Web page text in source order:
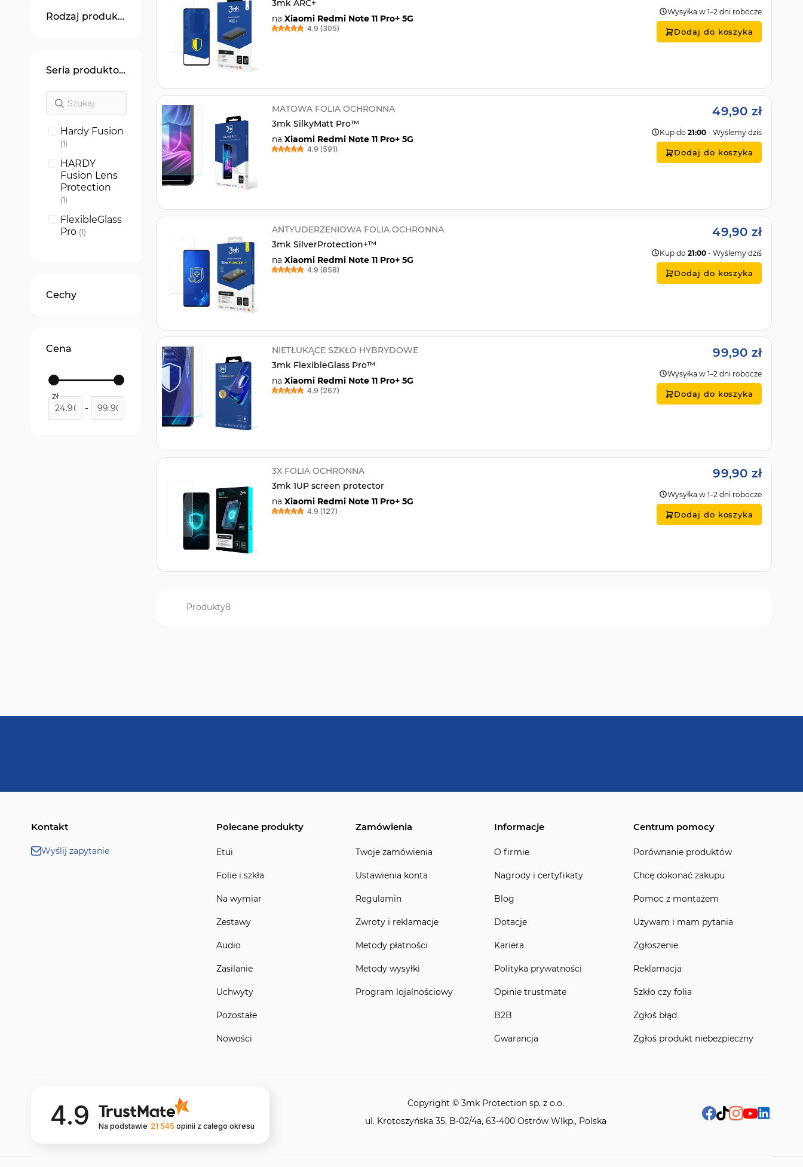
3mk ARC+
na Xiaomi Redmi Note 11 Pro+ 5G
4.9 (305)
Wysyłka w 1–2 dni robocze
Dodaj do koszyka
MATOWA FOLIA OCHRONNA
3mk SilkyMatt Pro™
na Xiaomi Redmi Note 11 Pro+ 5G
4.9 (591)
49,90 zł
Kup do 21:00 - Wyślemy dziś
Dodaj do koszyka
ANTYUDERZENIOWA FOLIA OCHRONNA
3mk SilverProtection+™
na Xiaomi Redmi Note 11 Pro+ 5G
4.9 (858)
49,90 zł
Kup do 21:00 - Wyślemy dziś
Dodaj do koszyka
NIETŁUKĄCE SZKŁO HYBRYDOWE
3mk FlexibleGlass Pro™
na Xiaomi Redmi Note 11 Pro+ 5G
4.9 (267)
99,90 zł
Wysyłka w 1–2 dni robocze
Dodaj do koszyka
3X FOLIA OCHRONNA
3mk 1UP screen protector
na Xiaomi Redmi Note 11 Pro+ 5G
4.9 (127)
99,90 zł
Wysyłka w 1–2 dni robocze
Dodaj do koszyka
Produkty8
Rodzaj produktu
Seria produktowa
Hardy Fusion
1
produkt
HARDY
Fusion Lens
Protection
1
produkt
FlexibleGlass
Pro 1
produkt
1
produkt
SilverProtect
ARC+ 1
produkt
Cechy
Cena
zł
-
Kontakt
Wyślij zapytanie
Polecane produkty
Etui
Folie i szkła
Na wymiar
Zestawy
Audio
Zasilanie
Uchwyty
Pozostałe
Nowości
Zamówienia
Twoje zamówienia
Ustawienia konta
Regulamin
Zwroty i reklamacje
Metody płatności
Metody wysyłki
Program lojalnościowy
Informacje
O firmie
Nagrody i certyfikaty
Blog
Dotacje
Kariera
Polityka prywatności
Opinie trustmate
B2B
Gwarancja
Centrum pomocy
Porównanie produktów
Chcę dokonać zakupu
Pomoc z montażem
Używam i mam pytania
Zgłoszenie
Reklamacja
Szkło czy folia
Zgłoś błąd
Zgłoś produkt niebezpieczny
4.9 Na podstawie 21 545 opinii z całego okresu
Copyright © 3mk Protection sp. z o.o.
ul. Krotoszyńska 35, B-02/4a, 63-400 Ostrów Wlkp., Polska